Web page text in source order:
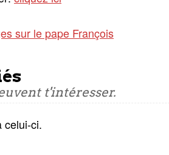
sur le pape François
t'intéresser.
celui-ci.